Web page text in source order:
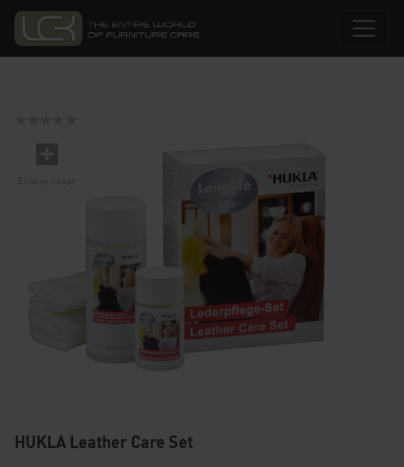
HUKLA Leather Care Set